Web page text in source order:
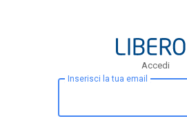
Accedi
Inserisci la tua email